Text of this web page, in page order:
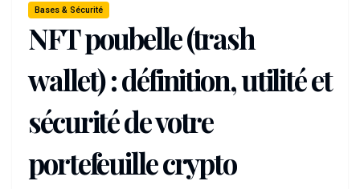
Bases & Sécurité
NFT poubelle (trash
wallet) : définition, utilité et
sécurité de votre
portefeuille crypto